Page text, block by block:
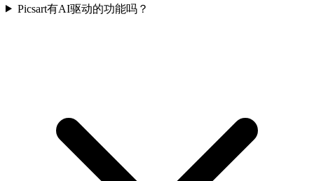
Picsart有AI驱动的功能吗？